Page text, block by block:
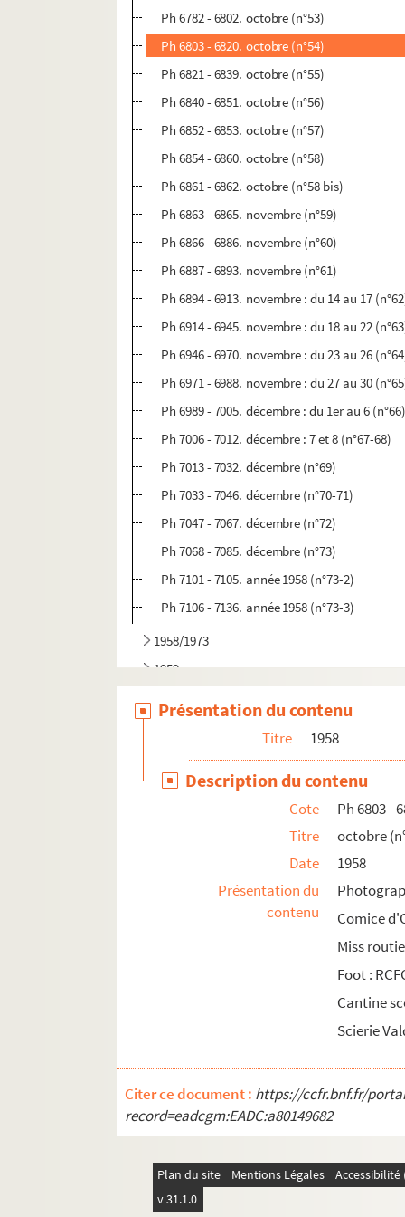
Ph 6782 - 6802. octobre (n°53)
Ph 6803 - 6820. octobre (n°54)
Ph 6821 - 6839. octobre (n°55)
Ph 6840 - 6851. octobre (n°56)
Ph 6852 - 6853. octobre (n°57)
Ph 6854 - 6860. octobre (n°58)
Ph 6861 - 6862. octobre (n°58 bis)
Ph 6863 - 6865. novembre (n°59)
Ph 6866 - 6886. novembre (n°60)
Ph 6887 - 6893. novembre (n°61)
Ph 6894 - 6913. novembre : du 14 au 17
Ph 6914 - 6945. novembre : du 18 au 22
Ph 6946 - 6970. novembre : du 23 au 26
Ph 6971 - 6988. novembre : du 27 au 30
Ph 6989 - 7005. décembre : du 1er au 6
Ph 7006 - 7012. décembre : 7 et 8 (n°67-68)
Ph 7013 - 7032. décembre (n°69)
Ph 7033 - 7046. décembre (n°70-71)
Ph 7047 - 7067. décembre (n°72)
Ph 7068 - 7085. décembre (n°73)
Ph 7101 - 7105. année 1958 (n°73-2)
Ph 7106 - 7136. année 1958 (n°73-3)
1958/1973
1959
1963
1974
1975
1977
1978
Présentation du contenu
Titre 1958
Description du contenu
Cote
Ph 6803 -
Titre
octobre
Date
1958
Présentation du
contenu
Comice
Miss
Foot :
Cantine
Scierie
Citer ce document : https://ccfr.bnf.fr/
record=eadcgm:EADC:a80149682
Plan du site Mentions Légales
v 31.1.0